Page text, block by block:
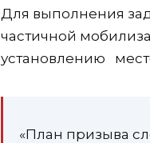
Для выполнения
частичной
установлению
«План призыва